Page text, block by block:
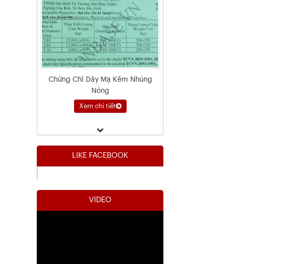
Chứng Chỉ Dây Mạ Kẽm Nhúng
Nóng
Xem chi tiết
LIKE FACEBOOK
VIDEO